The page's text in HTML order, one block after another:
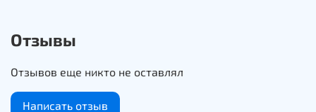
Отзывы
Отзывов еще никто не оставлял
Написать отзыв